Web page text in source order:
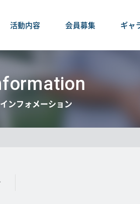
活動内容 会員募集 ギャ
インフォメーション